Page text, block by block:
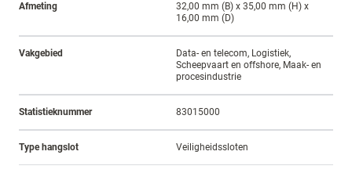
Afmeting
32,00 mm (B) x 35,00 mm (H) x
16,00 mm (D)
Vakgebied
Data- en telecom, Logistiek,
Scheepvaart en offshore, Maak- en
procesindustrie
Statistieknummer 83015000
Type hangslot Veiligheidssloten